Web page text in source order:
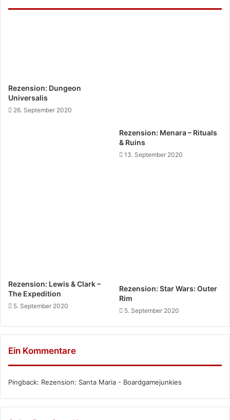
Rezension: Dungeon
Universalis
26. September 2020
Rezension: Menara – Rituals
& Ruins
13. September 2020
Rezension: Lewis & Clark –
The Expedition
5. September 2020
Rezension: Star Wars: Outer
Rim
5. September 2020
Ein Kommentare
Pingback: Rezension: Santa Maria - Boardgamejunkies